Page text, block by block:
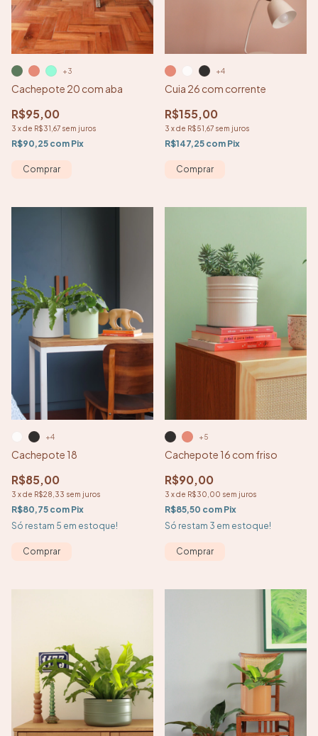
Cachepote 20 com aba
R$95,00
3 xde R$31,67 sem juros
R$90,25 com Pix
+3
Comprar
Cuia 26 com corrente
R$155,00
3 xde R$51,67 sem juros
R$147,25 com Pix
+4
Comprar
Cachepote 18
R$85,00
3 xde R$28,33 sem juros
R$80,75 com Pix
Só restam 5 em estoque!
+4
Comprar
Cachepote 16 com friso
R$90,00
3 xde R$30,00 sem juros
R$85,50 com Pix
Só restam 3 em estoque!
+5
Comprar